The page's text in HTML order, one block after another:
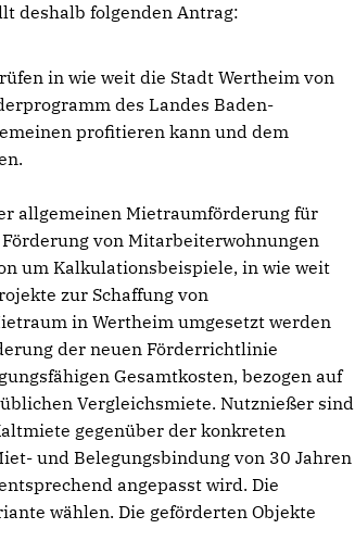
deshalb folgenden Antrag:
in wie weit die Stadt Wertheim von
des Landes Baden-
profitieren kann und dem
allgemeinen Mietraumförderung für
von Mitarbeiterwohnungen
um Kalkulationsbeispiele, in wie weit
zur Schaffung von
in Wertheim umgesetzt werden
der neuen Förderrichtlinie
Gesamtkosten, bezogen auf
Vergleichsmiete. Nutznießer sind
gegenüber der konkreten
und Belegungsbindung von 30 Jahren
angepasst wird. Die
wählen. Die geförderten Objekte